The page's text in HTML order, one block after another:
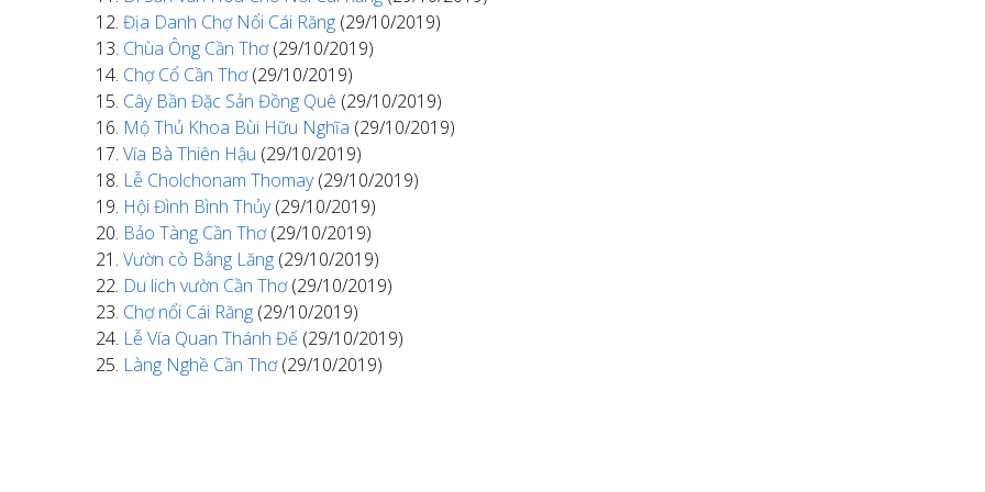
Địa Danh Chợ Nổi Cái Răng (29/10/2019)
Chùa Ông Cần Thơ(29/10/2019)
Chợ Cổ Cần Thơ(29/10/2019)
Cây Bần Đặc Sản Đồng Quê (29/10/2019)
Mộ Thủ Khoa Bùi Hữu Nghĩa (29/10/2019)
Vía Bà Thiên Hậu (29/10/2019)
Lễ Cholchonam Thomay(29/10/2019)
Hội Đình Bình Thủy(29/10/2019)
Bảo Tàng Cần Thơ(29/10/2019)
Vườn cò Bằng Lăng (29/10/2019)
Du lich vườn Cần Thơ(29/10/2019)
Chợ nổi Cái Răng (29/10/2019)
Lễ Vía Quan Thánh Đế (29/10/2019)
Làng Nghề Cần Thơ(29/10/2019)